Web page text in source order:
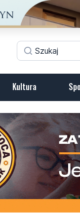
Kultura